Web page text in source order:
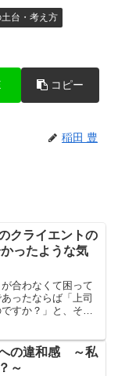
台・考え方
コピー
稲田 豊
クライエントの
ったような気
が合わなくて困って
ったならば「上司
すか？」と、その
と大して変わらな
への違和感 ～私
～